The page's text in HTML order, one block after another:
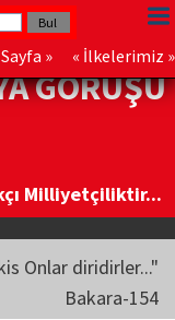
» « İlkelerimiz »
GÖRÜŞÜ
Milliyetçiliktir...
Onlar diridirler..."
Bakara-154